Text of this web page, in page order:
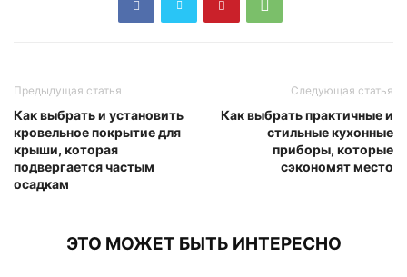
Предыдущая статья
Как выбрать и установить
кровельное покрытие для
крыши, которая
подвергается частым
осадкам
Следующая статья
Как выбрать практичные и
стильные кухонные
приборы, которые
сэкономят место
ЭТО МОЖЕТ БЫТЬ ИНТЕРЕСНО